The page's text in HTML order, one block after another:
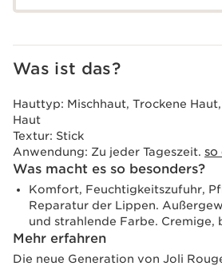
Was ist das?
Hauttyp: Mischhaut, Trockene
Haut
Textur: Stick
Anwendung: Zu jeder Tageszeit. SO
Was macht es so besonders?
Komfort, Feuchtigkeitszufuhr,
Reparatur der Lippen.
und strahlende Farbe. Cremige,
Mehr erfahren
Die neue Generation von Joli